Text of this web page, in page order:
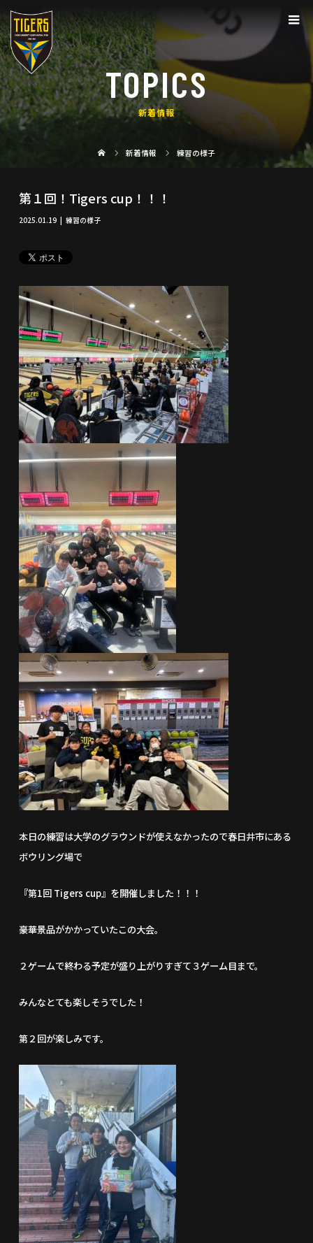
TOPICS
新着情報
新着情報 練習の様子
第１回！Tigers cup！！！
2025.01.19 練習の様子
本日の練習は大学のグラウンドが使えなかったので春日井市にある
ボウリング場で
『第1回 Tigers cup』を開催しました！！！
豪華景品がかかっていたこの大会。
２ゲームで終わる予定が盛り上がりすぎて３ゲーム目まで。
みんなとても楽しそうでした！
第２回が楽しみです。